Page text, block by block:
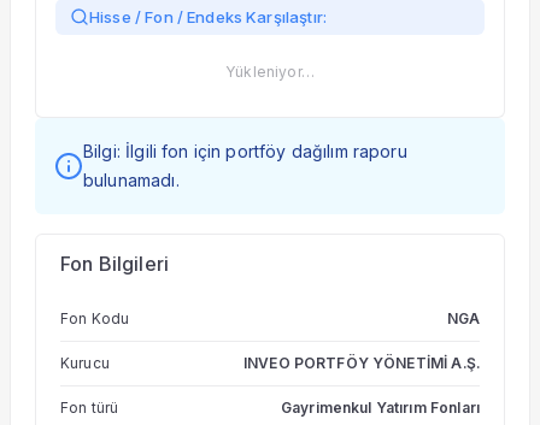
Hisse / Fon / Endeks Karşılaştır:
Yükleniyor…
Bilgi: İlgili fon için portföy dağılım raporu
bulunamadı.
Fon Bilgileri
Fon Kodu NGA
Kurucu INVEO PORTFÖY YÖNETİMİ A.Ş.
Fon türü Gayrimenkul Yatırım Fonları